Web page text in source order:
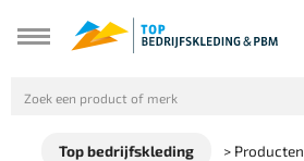
Top bedrijfskleding > Producten